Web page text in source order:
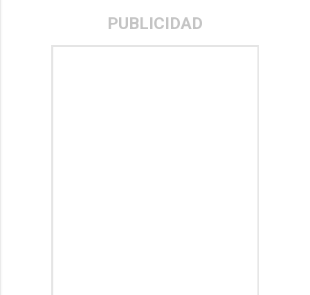
PUBLICIDAD